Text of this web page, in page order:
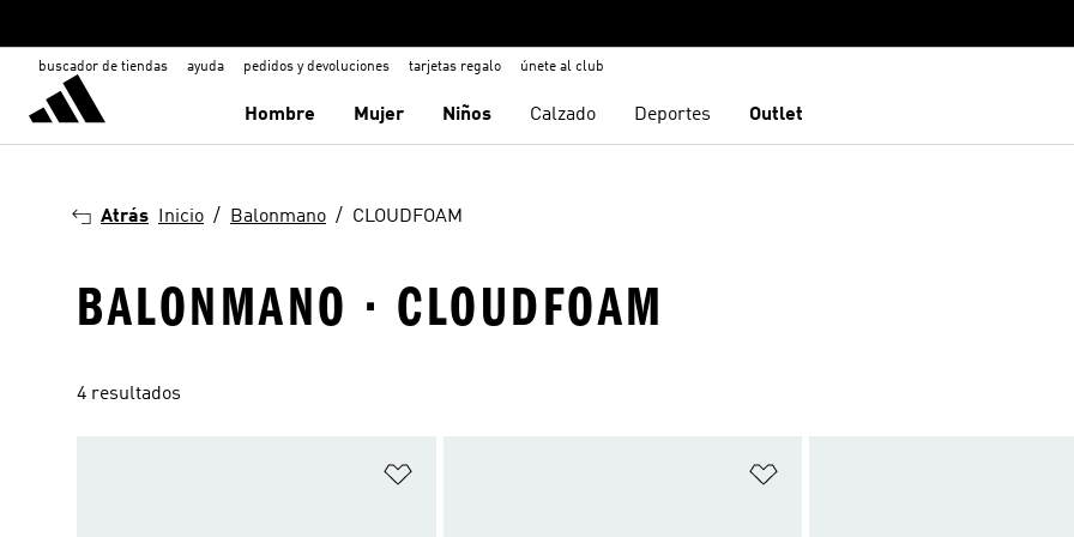
buscador de tiendas ayuda pedidos y devoluciones tarjetas regalo únete al club
Hombre Mujer Niños Calzado Deportes Outlet
Atrás Inicio Balonmano CLOUDFOAM
BALONMANO · CLOUDFOAM
4 resultados